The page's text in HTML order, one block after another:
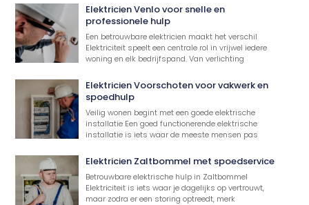
Elektricien Venlo voor snelle en
professionele hulp
Een betrouwbare elektricien maakt het verschil
Elektriciteit speelt een centrale rol in vrijwel iedere
woning en elk bedrijfspand. Van verlichting
Elektricien Voorschoten voor vakwerk en
spoedhulp
Veilig wonen begint met een goede elektrische
installatie Een goed functionerende elektrische
installatie is iets waar de meeste mensen pas
Elektricien Zaltbommel met spoedservice
Betrouwbare elektrische hulp in Zaltbommel
Elektriciteit is iets waar je dagelijks op vertrouwt,
maar zodra er een storing optreedt, merk